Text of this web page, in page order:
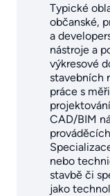
Typické
občanské,
a
nástroje a
výkresové
stavebních
práce s
CAD/BIM
nebo
stavbě či
jako